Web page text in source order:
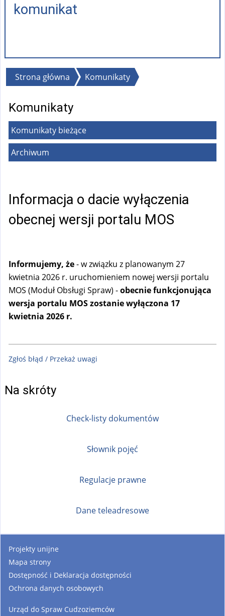
komunikat
Jesteś
Strona główna Komunikaty
Komunikaty
Komunikaty bieżące
Archiwum
Informacja o dacie wyłączenia
obecnej wersji portalu MOS
Informujemy, że- w związku z planowanym 27
kwietnia 2026 r. uruchomieniem nowej wersji portalu
MOS (Moduł Obsługi Spraw) -obecnie funkcjonująca
wersja portalu MOS zostanie wyłączona 17
kwietnia 2026 r.
Zgłoś błąd / Przekaż uwagi
Na skróty
Check-listy dokumentów
Słownik pojęć
Regulacje prawne
Dane teleadresowe
Projekty unijne
Mapa strony
Dostępność i Deklaracja dostępności
Ochrona danych osobowych
Urząd do Spraw Cudzoziemców